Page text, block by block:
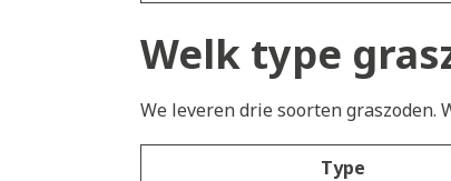
Welk type
We leveren drie soorten graszoden.
Type